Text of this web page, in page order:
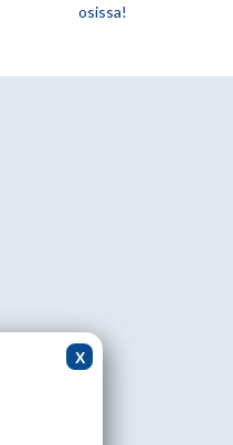
osissa!